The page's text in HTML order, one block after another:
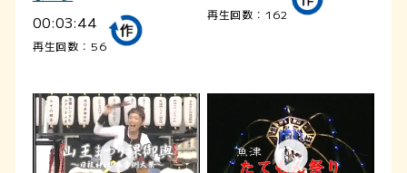
00:03:44
再生回数：56
再生回数：162